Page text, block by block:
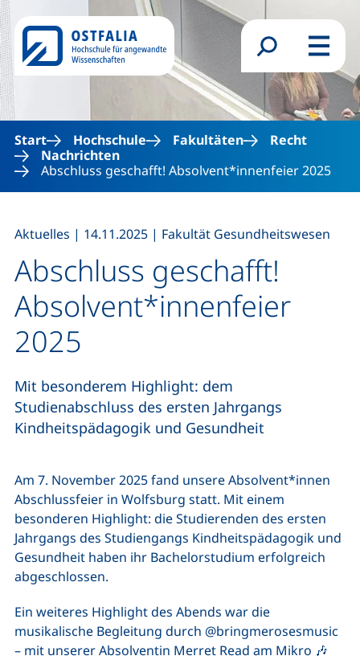
Direkt zum Inhalt
Suchformular
Menü
Start Hochschule Fakultäten
Recht
Nachrichten
Abschluss geschafft! Absolvent*innenfeier 2025
Abschluss geschafft!
Absolvent*innenfeier
2025
Aktuelles | 14.11.2025 | Fakultät Gesundheitswesen
Mit besonderem Highlight: dem
Studienabschluss des ersten Jahrgangs
Kindheitspädagogik und Gesundheit
Am 7. November 2025 fand unsere Absolvent*innen
Abschlussfeier in Wolfsburg statt. Mit einem
besonderen Highlight: die Studierenden des ersten
Jahrgangs des Studiengangs Kindheitspädagogik und
Gesundheit haben ihr Bachelorstudium erfolgreich
abgeschlossen.
Ein weiteres Highlight des Abends war die
musikalische Begleitung durch @bringmerosesmusic
– mit unserer Absolventin Merret Read am Mikro 🎶